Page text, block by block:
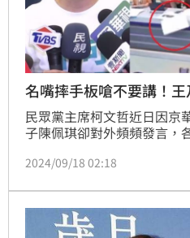
名嘴摔手板嗆不要講！
民眾黨主席柯文哲近日因京
子陳佩琪卻對外頻頻發言，
分22秒政論節目《狠狠抖內
將手板丟到地上說：「這不
不滿表示：「妳現在在發什
2024/09/18 02:18